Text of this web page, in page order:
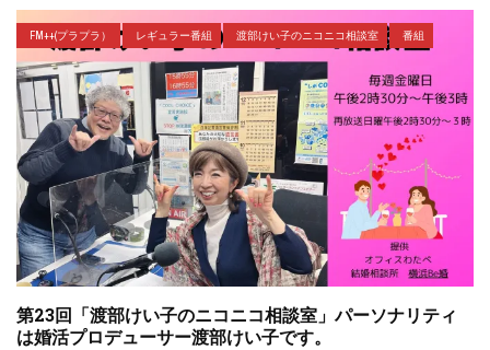
FM++(プラプラ） レギュラー番組 渡部けい子のニコニコ相談室 番組
第23回「渡部けい子のニコニコ相談室」パーソナリティ
は婚活プロデューサー渡部けい子です。